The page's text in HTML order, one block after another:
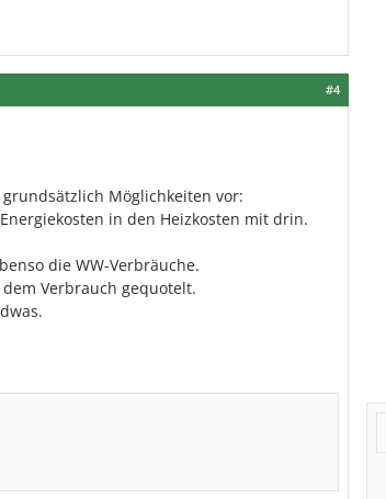
#4
Möglichkeiten vor:
in den Heizkosten mit drin.
die WW-Verbräuche.
Verbrauch gequotelt.